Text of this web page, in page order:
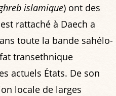
islamique) ont des
rattaché à Daech a
toute la bande sahélo-
transethnique
actuels États. De son
locale de larges